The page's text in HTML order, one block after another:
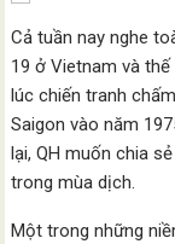
Cả tuần nay nghe
19 ở Vietnam và
lúc chiến tranh
Saigon vào năm
lại, QH muốn chia
trong mùa dịch.
Một trong những